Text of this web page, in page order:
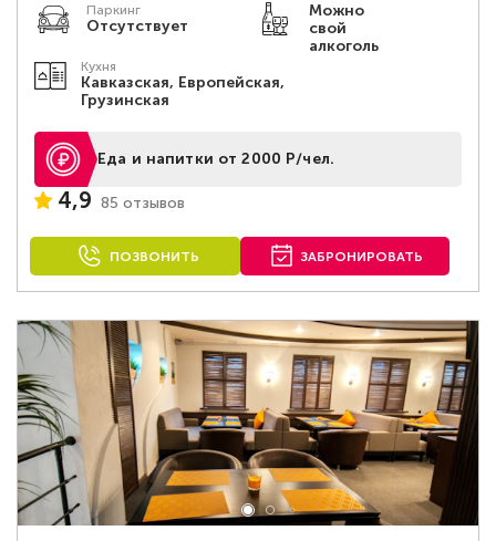
Паркинг
Отсутствует
Можно
свой
алкоголь
Кухня
Кавказская, Европейская,
Грузинская
Еда и напитки от 2000 Р/чел.
4,9 85 отзывов
ПОЗВОНИТЬ ЗАБРОНИРОВАТЬ